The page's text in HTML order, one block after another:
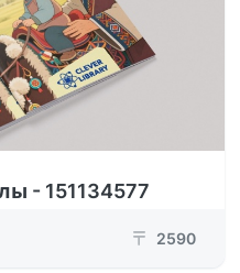
- 151134577
₸ 2590